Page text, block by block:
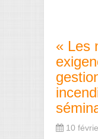
« Les
10